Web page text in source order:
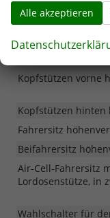
Rückenlehnen
Rückenlehnen
der 2. Sitzreihe im
Kopfstützen vorne
Kopfstützen
Fahrersitz
Beifahrersitz
Air-Cell-Fahrersitz
Lordosenstütze, in
Wahlschalter für
Alle akzeptieren